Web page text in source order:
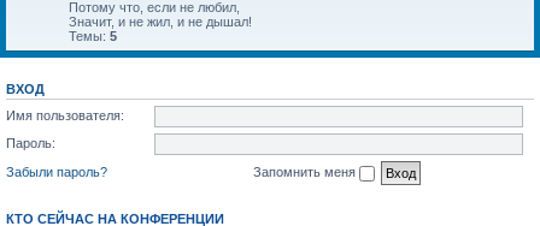
Потому что, если не любил,
Значит, и не жил, и не дышал!
Темы: 5
ВХОД
Имя пользователя:
Пароль:
Забыли пароль?
Запомнить меня
КТО СЕЙЧАС НА КОНФЕРЕНЦИИ